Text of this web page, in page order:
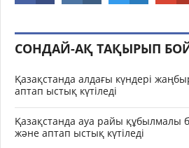
СОНДАЙ-АҚ ТАҚЫРЫП
Қазақстанда алдағы күндері
аптап ыстық күтіледі
Қазақстанда ауа райы құбылмалы
және аптап ыстық күтіледі